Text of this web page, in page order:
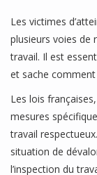
Les victimes
plusieurs voies de
travail. Il est
et sache
Les lois
mesures
travail
situation de
l’inspection du